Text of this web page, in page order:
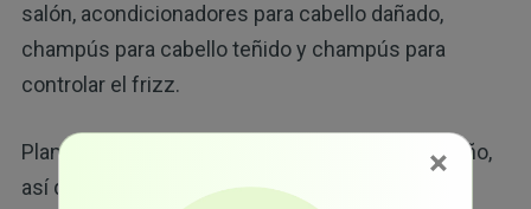
salón, acondicionadores para cabello dañado,
champús para cabello teñido y champús para
controlar el frizz.
Planeamos actualizar esta investigación cada año,
así que si nos olvidamos de alguna marca,
×